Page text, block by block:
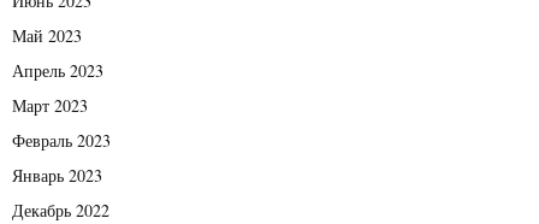
Май 2023
Апрель 2023
Март 2023
Февраль 2023
Январь 2023
Декабрь 2022